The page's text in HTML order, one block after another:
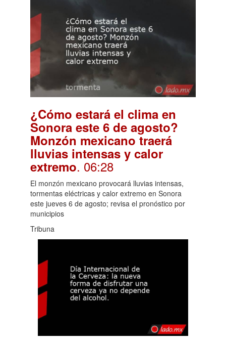
¿Cómo estará el clima en
Sonora este 6 de agosto?
Monzón mexicano traerá
lluvias intensas y calor
extremo. 06:28
El monzón mexicano provocará lluvias intensas,
tormentas eléctricas y calor extremo en Sonora
este jueves 6 de agosto; revisa el pronóstico por
municipios
Tribuna